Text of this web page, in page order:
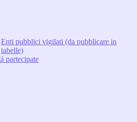
Enti pubblici vigilati (da pubblicare in
tabelle)
partecipate